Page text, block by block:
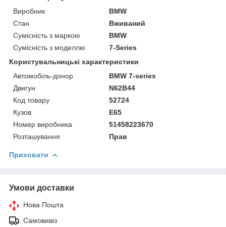
Виробник
BMW
Стан
Вживаний
Сумісність з маркою
BMW
Сумісність з моделлю
7-Series
Користувальницькі характеристики
Автомобіль-донор
BMW 7-series
Двигун
N62B44
Код товару
52724
Кузов
E65
Номер виробника
51458223670
Розташування
Прав
Приховати
Умови доставки
Нова Пошта
Самовивіз